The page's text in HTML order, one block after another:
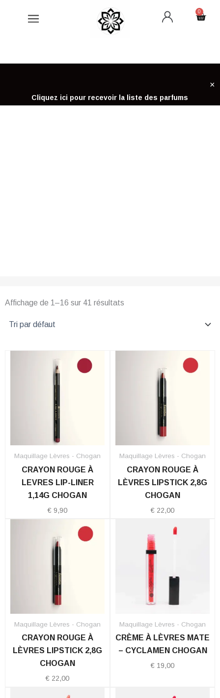
0
Cart
Cliquez ici pour recevoir la liste des parfums
×
Affichage de 1–16 sur 41 résultats
Maquillage Lèvres - Chogan
CRAYON ROUGE À
LEVRES LIP-LINER
1,14G CHOGAN
€ 9,90
Maquillage Lèvres - Chogan
CRAYON ROUGE À
LÈVRES LIPSTICK 2,8G
CHOGAN
€ 22,00
Maquillage Lèvres - Chogan
CRAYON ROUGE À
LÈVRES LIPSTICK 2,8G
CHOGAN
€ 22,00
Maquillage Lèvres - Chogan
CRÈME À LÈVRES MATE
– CYCLAMEN CHOGAN
€ 19,00